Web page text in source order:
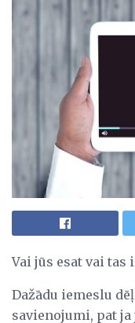
Vai jūs esat vai tas
Dažādu iemeslu
savienojumi, pat